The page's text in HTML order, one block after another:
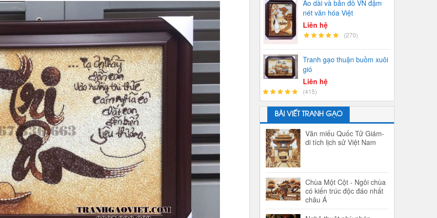
Áo dài và bản đồ VN đậm
nét văn hóa Việt
Liên hệ
(270)
Tranh gạo thuận buồm xuôi
gió
Liên hệ
(415)
BÀI VIẾT TRANH GẠO
Văn miếu Quốc Tử Giám-
di tích lịch sử Việt Nam
Chùa Một Cột - Ngôi chùa
có kiến trúc độc đáo nhất
châu Á